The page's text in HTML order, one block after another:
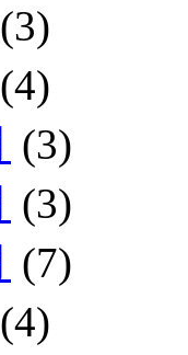
(3)
(4)
(3)
(3)
(7)
(4)